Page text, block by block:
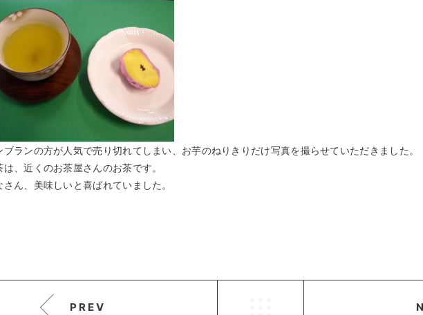
ブランの方が人気で売り切れてしまい、お芋のねりきりだけ写真を撮らせていただきました。
は、近くのお茶屋さんのお茶です。
さん、美味しいと喜ばれていました。
PREV